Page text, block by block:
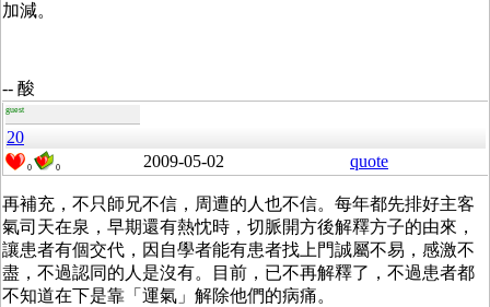
加減。
-- 酸
guest
20
0 0 2009-05-02 quote
再補充，不只師兄不信，周遭的人也不信。每年都先排好主客
氣司天在泉，早期還有熱忱時，切脈開方後解釋方子的由來，
讓患者有個交代，因自學者能有患者找上門誠屬不易，感激不
盡，不過認同的人是沒有。目前，已不再解釋了，不過患者都
不知道在下是靠「運氣」解除他們的病痛。